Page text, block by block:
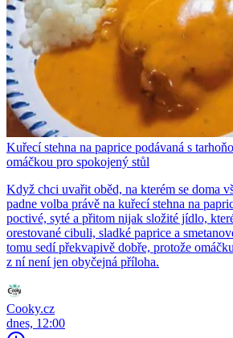
Kuřecí stehna na paprice podávaná s
omáčkou pro spokojený stůl
Když chci uvařit oběd, na kterém se doma
padne volba právě na kuřecí stehna na
poctivé, syté a přitom nijak složité jídlo,
orestované cibuli, sladké paprice a
tomu sedí překvapivě dobře, protože
z ní není jen obyčejná příloha.
Cooky.cz
dnes, 12:00